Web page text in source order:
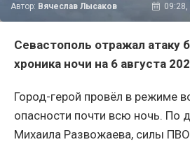
Автор: Вячеслав Лысаков 09:28,
Севастополь отражал атаку
хроника ночи на 6 августа
Город-герой провёл в режиме
опасности почти всю ночь. По
Михаила Развожаева, силы